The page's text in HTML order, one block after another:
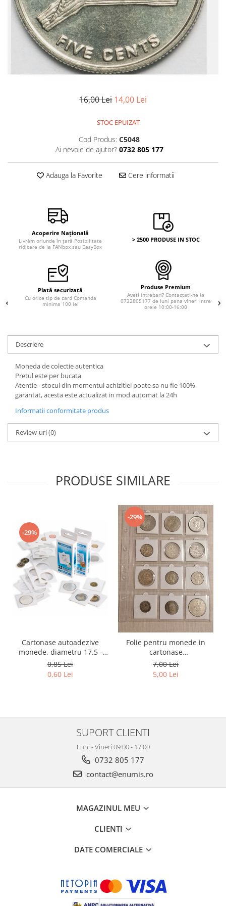
Monede Asia
Monede Australia si Oceania
Monede Euro, Eurocenti
Monede Europa
Bancnote Asia
Bancnote Australia si Oceania
Bancnote Europa
Gradate PMG
16,00 Lei 14,00 Lei
STOC EPUIZAT
Cod Produs: C5048
Ai nevoie de ajutor? 0732 805 177
Adauga la Favorite Cere informatii
Acoperire Națională
Livrăm oriunde în țară Posibilitate
ridicare de la FANbox sau EasyBox
> 2500 PRODUSE IN STOC
Plată securizată
Cu orice tip de card Comanda
minima 100 lei
Produse Premium
Aveti intrebari? Contactati-ne la
0732805177 de luni pana vineri intre
orele 10:00-16:00
Descriere
Moneda de colectie autentica
Pretul este per bucata
Atentie - stocul din momentul achizitiei poate sa nu fie 100%
garantat, acesta este actualizat in mod automat la 24h
Informatii conformitate produs
Review-uri(0)
PRODUSE SIMILARE
-29%
Cartonase autoadezive
monede, diametru 17.5 -
39.5 mm, la bucata
0,85 Lei
0,60 Lei
-29%
Folie pentru monede in
cartonase
adezive/autoadezive, 12
spatii
7,00 Lei
5,00 Lei
SUPORT CLIENTI
Luni - Vineri 09:00 - 17:00
0732 805 177
contact@enumis.ro
MAGAZINUL MEU
CLIENTI
DATE COMERCIALE